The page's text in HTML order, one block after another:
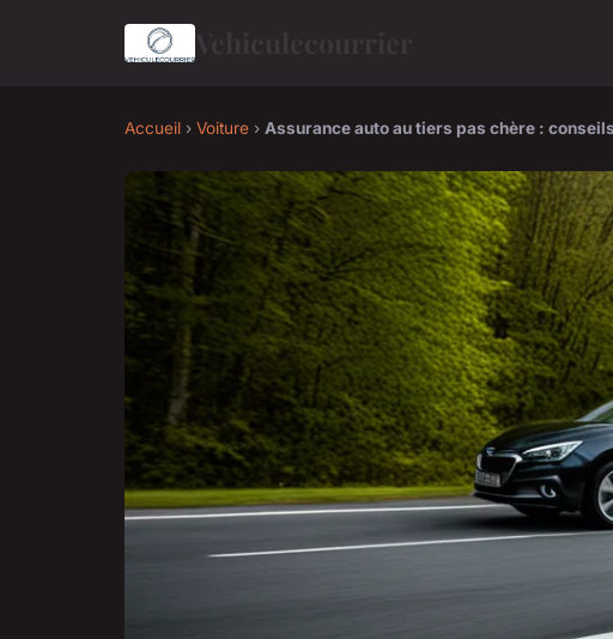
Accueil › Voiture › Assurance auto au tiers pas chère :